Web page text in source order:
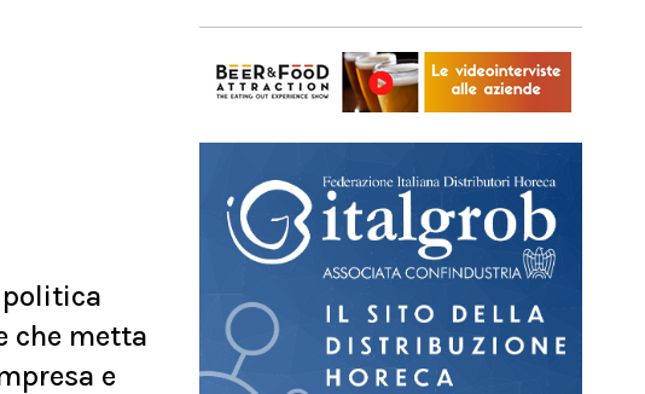
politica
che metta
e